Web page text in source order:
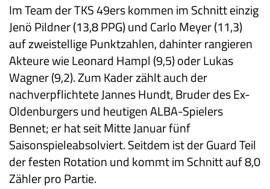
Im Team der TKS 49ers kommen im Schnitt einzig
Jenö Pildner (13,8 PPG) und Carlo Meyer (11,3)
auf zweistellige Punktzahlen, dahinter rangieren
Akteure wie Leonard Hampl (9,5) oder Lukas
Wagner (9,2). Zum Kader zählt auch der
nachverpflichtete Jannes Hundt, Bruder des Ex-
Oldenburgers und heutigen ALBA-Spielers
Bennet; er hat seit Mitte Januar fünf
Saisonspieleabsolviert. Seitdem ist der Guard Teil
der festen Rotation und kommt im Schnitt auf 8,0
Zähler pro Partie.